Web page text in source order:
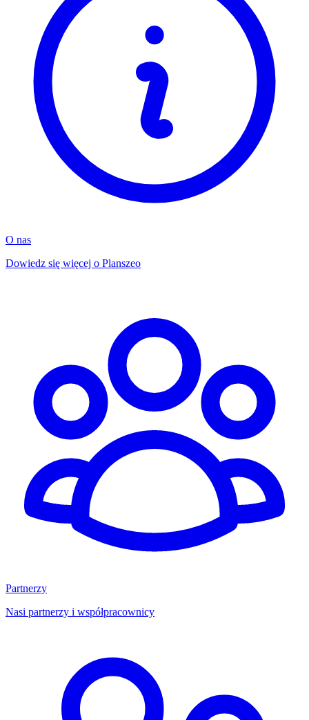
O nas
Dowiedz się więcej o Planszeo
Partnerzy
Nasi partnerzy i współpracownicy